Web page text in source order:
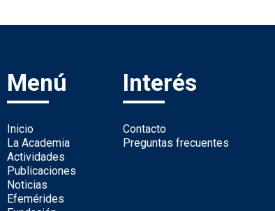
Menú
Inicio
La Academia
Actividades
Publicaciones
Noticias
Efemérides
Interés
Contacto
Preguntas frecuentes